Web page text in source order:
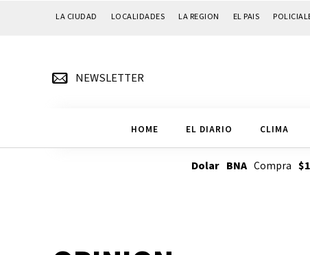
LA CIUDAD LOCALIDADES LA REGION EL PAIS
NEWSLETTER
HOME EL DIARIO CLIMA
Dolar BNACompra